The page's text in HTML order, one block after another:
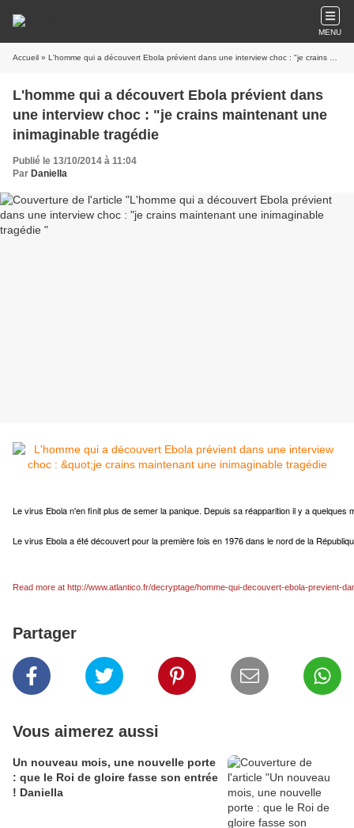
MENU
Accueil » L'homme qui a découvert Ebola prévient dans une interview choc : "je crains maintenant une inimaginable tragédie
L'homme qui a découvert Ebola prévient dans
une interview choc : "je crains maintenant une
inimaginable tragédie
Publié le 13/10/2014 à 11:04
Par Daniella
Le virus Ebola n'en finit plus de semer la panique. Depuis sa réapparition il y a
Le virus Ebola a été découvert pour la première fois en 1976 dans le nord de la
Read more at http://www.atlantico.fr/decryptage/homme-qui-decouvert-ebola-previent-
Partager
Vous aimerez aussi
Un nouveau mois, une nouvelle porte
: que le Roi de gloire fasse son entrée
! Daniella